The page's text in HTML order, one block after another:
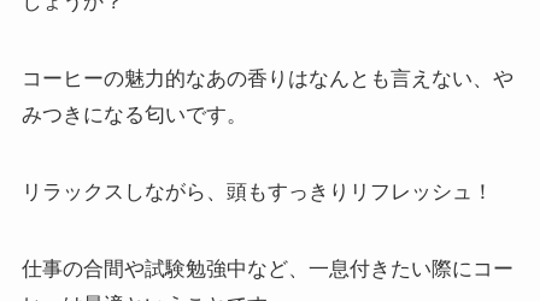
コーヒーの魅力的なあの香りはなんとも言えない、や
みつきになる匂いです。
リラックスしながら、頭もすっきりリフレッシュ！
仕事の合間や試験勉強中など、一息付きたい際にコー